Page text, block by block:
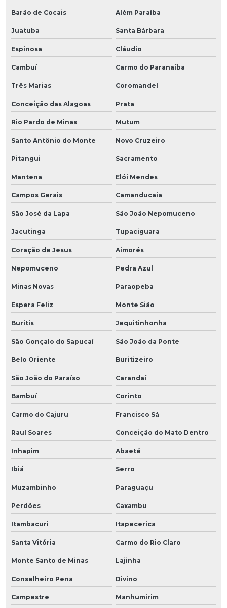
Barão de Cocais Além Paraíba
Juatuba Santa Bárbara
Espinosa Cláudio
Cambuí Carmo do Paranaíba
Três Marias Coromandel
Conceição das Alagoas Prata
Rio Pardo de Minas Mutum
Santo Antônio do Monte Novo Cruzeiro
Pitangui Sacramento
Mantena Elói Mendes
Campos Gerais Camanducaia
São José da Lapa São João Nepomuceno
Jacutinga Tupaciguara
Coração de Jesus Aimorés
Nepomuceno Pedra Azul
Minas Novas Paraopeba
Espera Feliz Monte Sião
Buritis Jequitinhonha
São Gonçalo do Sapucaí São João da Ponte
Belo Oriente Buritizeiro
São João do Paraíso Carandaí
Bambuí Corinto
Carmo do Cajuru Francisco Sá
Raul Soares Conceição do Mato Dentro
Inhapim Abaeté
Ibiá Serro
Muzambinho Paraguaçu
Perdões Caxambu
Itambacuri Itapecerica
Santa Vitória Carmo do Rio Claro
Monte Santo de Minas Lajinha
Conselheiro Pena Divino
Campestre Manhumirim